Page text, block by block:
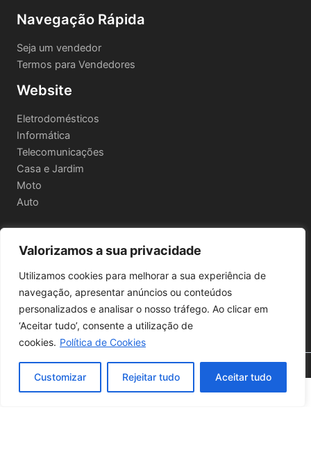
Valorizamos a sua privacidade
Utilizamos cookies para melhorar a sua experiência de
navegação, apresentar anúncios ou conteúdos
personalizados e analisar o nosso tráfego. Ao clicar em
‘Aceitar tudo’, consente a utilização de
cookies. Política de Cookies
Customizar Rejeitar tudo Aceitar tudo
Navegação Rápida
Seja um vendedor
Termos para Vendedores
Website
Eletrodomésticos
Informática
Telecomunicações
Casa e Jardim
Moto
Auto
Informações Legais
Política de privacidade
Termos e Condições
Política de Envio e Devoluções
Copyright © 2026 | Powered byAstra WordPress Theme